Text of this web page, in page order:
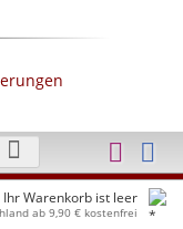
Ihr Warenkorb ist leer
ab 9,90 € kostenfrei